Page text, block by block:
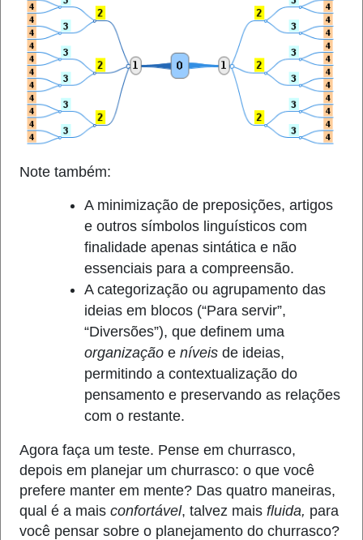
Note também:
A minimização de preposições, artigos
e outros símbolos linguísticos com
finalidade apenas sintática e não
essenciais para a compreensão.
A categorização ou agrupamento das
ideias em blocos (“Para servir”,
“Diversões”), que definem uma
organização eníveis de ideias,
permitindo a contextualização do
pensamento e preservando as relações
com o restante.
Agora faça um teste. Pense em churrasco,
depois em planejar um churrasco: o que você
prefere manter em mente? Das quatro maneiras,
qual é a maisconfortável, talvez maisfluida, para
você pensar sobre o planejamento do churrasco?